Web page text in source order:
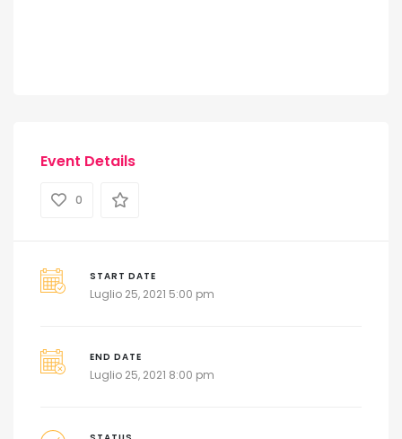
Event Details
0
START DATE
Luglio 25, 2021 5:00 pm
END DATE
Luglio 25, 2021 8:00 pm